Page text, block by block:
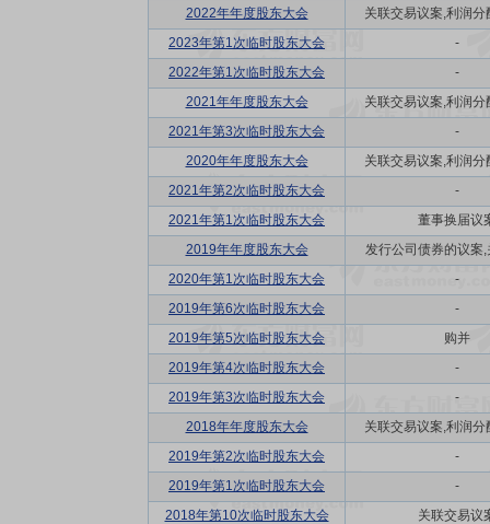
2022年年度股东大会
关联交易议案,利润分
2023年第1次临时股东大会
-
2022年第1次临时股东大会
-
2021年年度股东大会
关联交易议案,利润分
2021年第3次临时股东大会
-
2020年年度股东大会
关联交易议案,利润分
2021年第2次临时股东大会
-
2021年第1次临时股东大会
董事换届议
2019年年度股东大会
发行公司债券的议案,
2020年第1次临时股东大会
-
2019年第6次临时股东大会
-
2019年第5次临时股东大会
购并
2019年第4次临时股东大会
-
2019年第3次临时股东大会
-
2018年年度股东大会
关联交易议案,利润分
2019年第2次临时股东大会
-
2019年第1次临时股东大会
-
2018年第10次临时股东大会
关联交易议